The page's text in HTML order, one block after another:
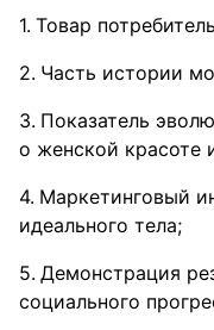
Товар
Часть истории
Показатель
о женской красоте
Маркетинговый
идеального тела;
Демонстрация
социального